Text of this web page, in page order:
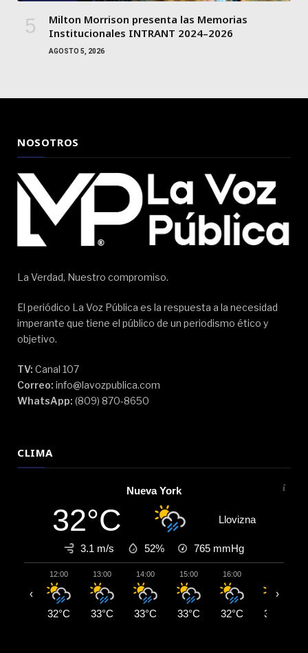
Milton Morrison presenta las Memorias
Institucionales INTRANT 2024–2026
AGOSTO 5, 2026
NOSOTROS
La Verdad, Nuestro compromiso.
El periódico La Voz Pública es la respuesta a la necesidad
imperante que tiene el público de un periodismo ético y
objetivo.
TV: Canal 107
Correo: info@lavozpublica.com
WhatsApp: (809) 870-8650
CLIMA
Nueva York
32°C Llovizna
3.1 m/s 52% 765 mmHg
12:00
32°C
13:00
33°C
14:00
33°C
15:00
33°C
16:00
32°C 32°C
‹ ›